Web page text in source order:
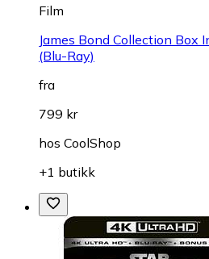
Film
James Bond Collection Box
(Blu-Ray)
fra
799 kr
hos CoolShop
+1 butikk